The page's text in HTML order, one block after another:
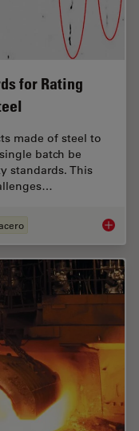
for Rating
made of steel to
batch be
standards. This
Top